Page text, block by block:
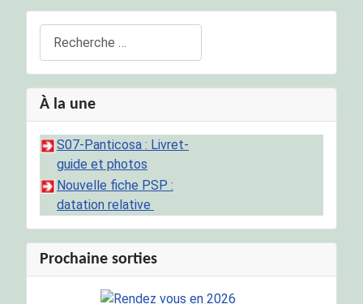
À la une
S07-Panticosa : Livret-
guide et photos
Nouvelle fiche PSP :
datation relative
Prochaine sorties